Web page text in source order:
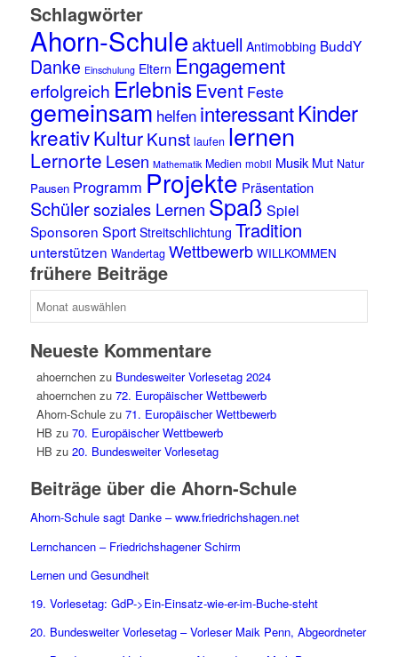
Schlagwörter
Ahorn-Schule aktuell Antimobbing BuddY
Danke Einschulung Eltern Engagement
erfolgreich ErlebnisEvent Feste
gemeinsam helfen interessant Kinder
kreativKultur Kunst laufen lernen
Lernorte Lesen Mathematik Medien mobil Musik Mut Natur
Pausen Programm Projekte Präsentation
Schülersoziales Lernen Spaß Spiel
Sponsoren Sport Streitschlichtung Tradition
unterstützen Wandertag Wettbewerb WILLKOMMEN
frühere Beiträge
frühere
Neueste Kommentare
ahoernchenzu Bundesweiter Vorlesetag 2024
ahoernchenzu 72. Europäischer Wettbewerb
Ahorn-Schulezu 71. Europäischer Wettbewerb
HB zu 70. Europäischer Wettbewerb
HB zu 20. Bundesweiter Vorlesetag
Beiträge über die Ahorn-Schule
Ahorn-Schule sagt Danke – www.friedrichshagen.net
Lernchancen – Friedrichshagener Schirm
Lernen und Gesundheit
19. Vorlesetag: GdP->Ein-Einsatz-wie-er-im-Buche-steht
20. Bundesweiter Vorlesetag – Vorleser Maik Penn, Abgeordneter